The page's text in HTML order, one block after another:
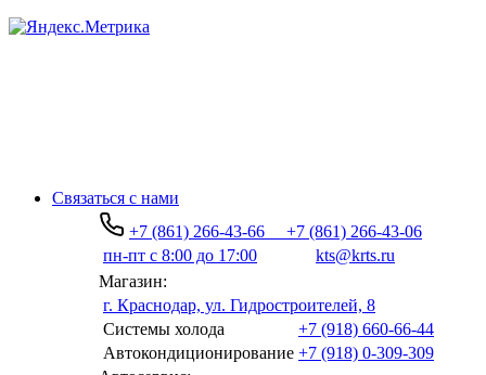
Связаться с нами
+7 (861) 266-43-66
+7 (861) 266-43-06
пн-пт с 8:00 до 17:00
kts@krts.ru
Магазин:
г. Краснодар, ул. Гидростроителей, 8
Системы холода
+7 (918) 660-66-44
Автокондиционирование +7 (918) 0-309-309